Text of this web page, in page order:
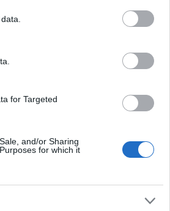
for Targeted
and/or Sharing
for which it
aprire
del Qatar